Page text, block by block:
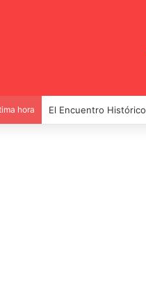
hora El Encuentro